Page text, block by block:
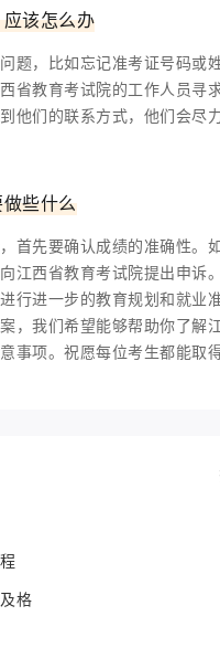
该怎么办
题，比如忘记准考证号码或
省教育考试院的工作人员寻
他们的联系方式，他们会尽
些什么
首先要确认成绩的准确性。
江西省教育考试院提出申诉
行进一步的教育规划和就业准
，我们希望能够帮助你了解
事项。祝愿每位考生都能取
格